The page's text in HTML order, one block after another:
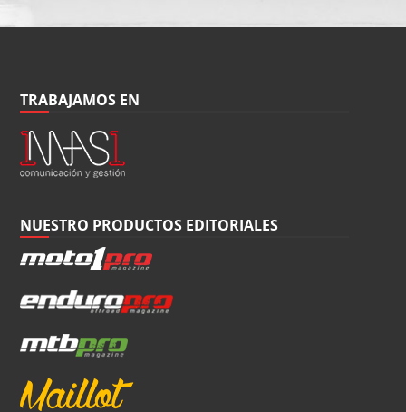
TRABAJAMOS EN
NUESTRO PRODUCTOS EDITORIALES